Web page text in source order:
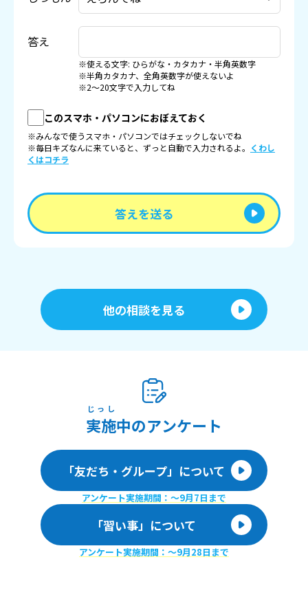
答え
※使える文字: ひらがな・カタカナ・半角英数字
※半角カタカナ、全角英数字が使えないよ
※2〜20文字で入力してね
このスマホ・パソコンにおぼえておく
※みんなで使うスマホ・パソコンではチェックしないでね
※毎日キズなんに来ていると、ずっと自動で入力されるよ。 くわし
くはコチラ
答えを送る
他の相談を見る
実施
じっし
中のアンケート
「友だち・グループ」について
アンケート実施期間：〜9月7日まで
「習い事」について
アンケート実施期間：〜9月28日まで